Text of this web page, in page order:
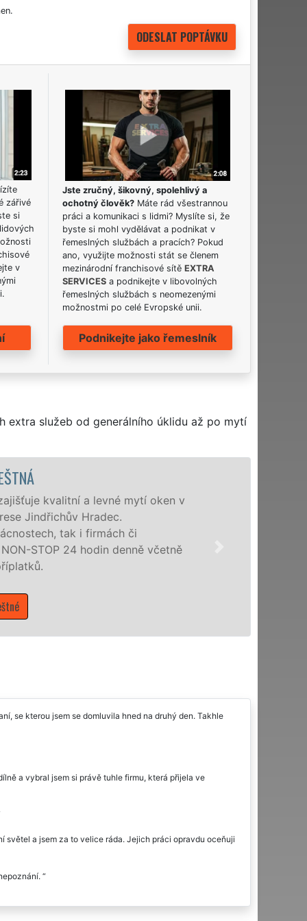
zářivé
si
v
Jste zručný, šikovný, spolehlivý a
ochotný člověk? Máte rád všestrannou
práci a komunikaci s lidmi? Myslíte si, že
byste si mohl vydělávat a podnikat v
řemeslných službách a pracích? Pokud
ano, využijte možnosti stát se členem
mezinárodní franchisové sítěEXTRA
SERVICES a podnikejte v libovolných
řemeslných službách s neomezenými
možnostmi po celé Evropské unii.
Podnikejte jako řemeslník
extra služeb od generálního úklidu až po mytí
kvalitní a levné mytí oken v
Jindřichův Hradec.
tak i firmách či
STOP 24 hodin denně včetně
se kterou jsem se domluvila hned na druhý den. Takhle
a vybral jsem si právě tuhle firmu, která přijela ve
světel a jsem za to velice ráda. Jejich práci opravdu oceňuji